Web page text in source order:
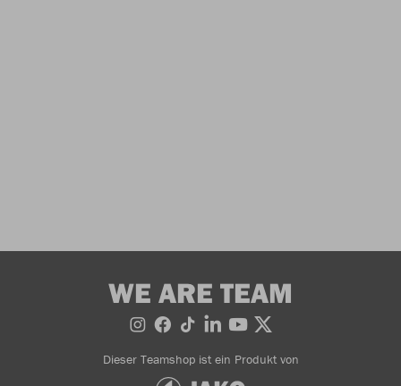
WE ARE TEAM
Dieser Teamshop ist ein Produkt von